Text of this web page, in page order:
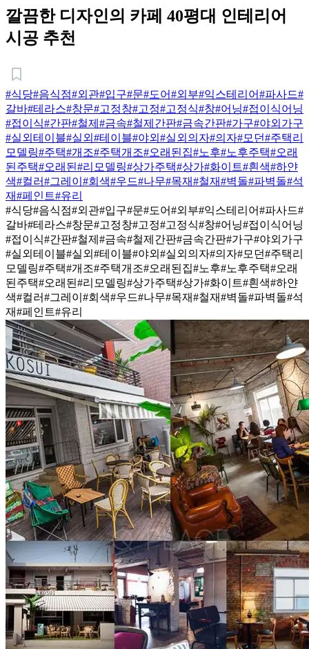
깔끔한 디자인의 카페 40평대 인테리어
시공 추천
#식당#음식점#외관#입구#문#도어#외부#익스테리어#파사드#
갈바#테라스#창문#고정창#고정#고정식#창#어닝#접이식어닝
#접이식#간판#철제 #금속#철제간판#금속간판#가구#야외가구
#실외테이블#실외 #테이블#야외 #실외의자#의자#모던#주택리
모델링#주택#개조#주택개조#오래된집#노후#노후주택#오래
된주택#오래된 #리모델링#상가주택#상가#화이트#흰색#하얀
색#컬러#그레이 #회색#우드#나무#목재#철재#벽돌#파벽돌#석
재#페인트#유리
#식당#음식점#외관#입구#문#도어#외부#익스테리어#파사드#
갈바#테라스#창문#고정창#고정#고정식#창#어닝#접이식어닝
#접이식#간판#철제 #금속#철제간판#금속간판#가구#야외가구
#실외테이블#실외 #테이블#야외 #실외의자#의자#모던#주택리
모델링#주택#개조#주택개조#오래된집#노후#노후주택#오래
된주택#오래된 #리모델링#상가주택#상가#화이트#흰색#하얀
색#컬러#그레이 #회색#우드#나무#목재#철재#벽돌#파벽돌#석
재#페인트#유리